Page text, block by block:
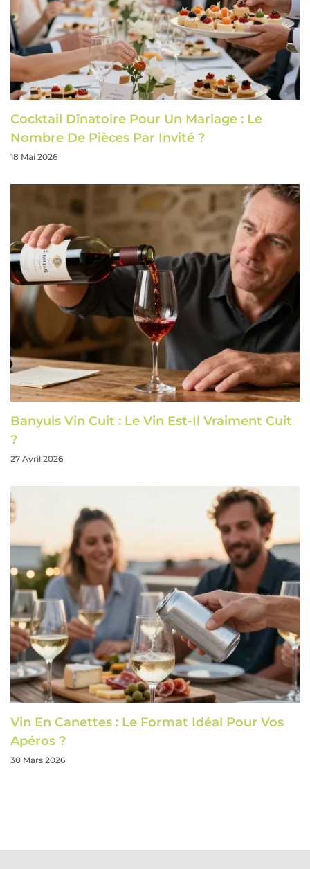
Cocktail Dînatoire Pour Un Mariage : Le
Nombre De Pièces Par Invité ?
18 Mai 2026
Banyuls Vin Cuit : Le Vin Est-Il Vraiment Cuit
?
27 Avril 2026
Vin En Canettes : Le Format Idéal Pour Vos
Apéros ?
30 Mars 2026